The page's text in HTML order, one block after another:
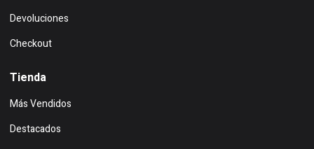
Devoluciones
Checkout
Tienda
Más Vendidos
Destacados